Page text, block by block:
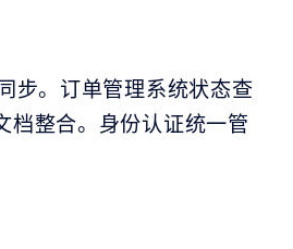
步。订单管理系统状态查
档整合。身份认证统一管